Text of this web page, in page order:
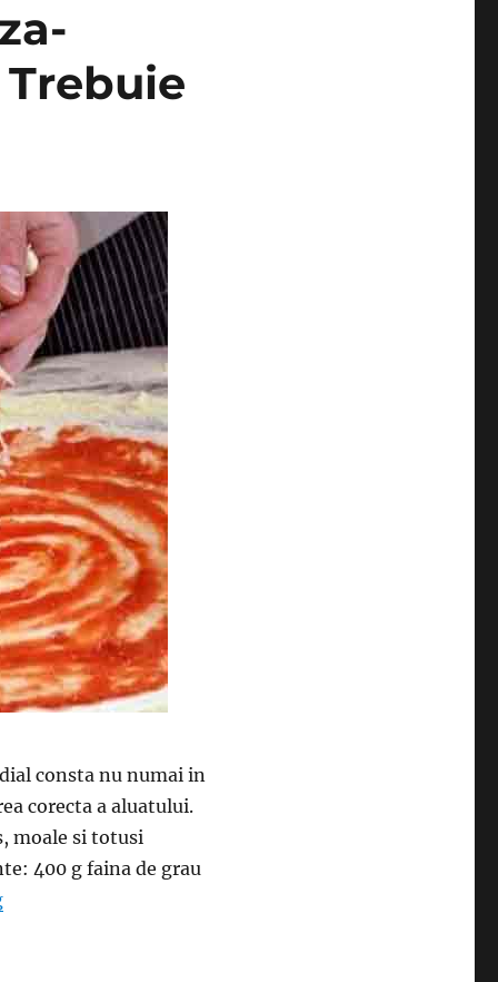
consta nu numai in
corecta a aluatului.
moale si totusi
400 g faina de grau
“Cum se face aluatul pentru pizza- Gustos, moale si